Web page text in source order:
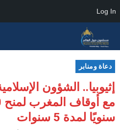
دعاة ومنابر
إثيوبيا.. الشؤون
سنويًا لمدة 5 سنوات
Log In